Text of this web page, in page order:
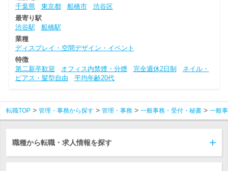
千葉県
東京都 船橋市
渋谷区
最寄り駅
渋谷駅
船橋駅
業種
ディスプレイ・空間デザイン・イベント
特徴
第二新卒歓迎
オフィス内禁煙・分煙 完全週休2日制
ネイル・
ピアス・髪型自由
平均年齢20代
転職TOP 管理・事務から探す 管理・事務 一般事務・受付・秘書 一般
職種から転職・求人情報を探す